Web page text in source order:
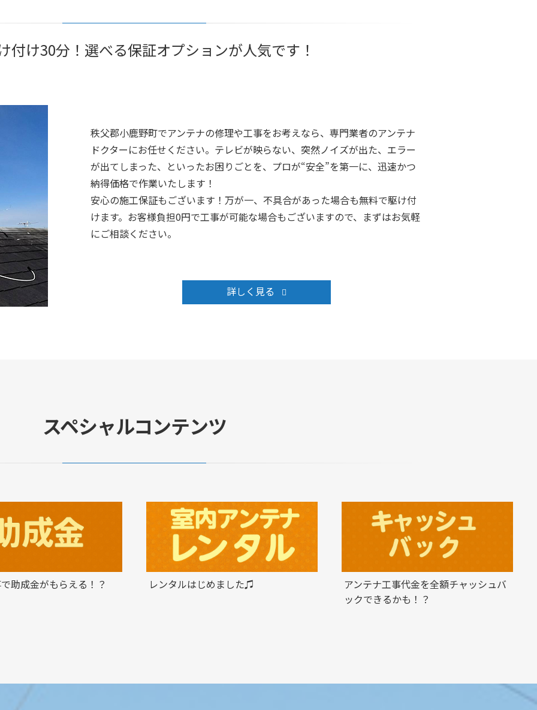
付け30分！選べる保証オプションが人気です！
秩父郡小鹿野町でアンテナの修理や工事をお考えなら、専門業者のアンテナ
ドクターにお任せください。テレビが映らない、突然ノイズが出た、エラー
が出てしまった、といったお困りごとを、プロが“安全”を第一に、迅速かつ
納得価格で作業いたします！
安心の施工保証もございます！万が一、不具合があった場合も無料で駆け付
けます。お客様負担0円で工事が可能な場合もございますので、まずはお気軽
にご相談ください。
詳しく見る
スペシャルコンテンツ
助成金がもらえる！？ レンタルはじめました♫
アンテナ工事代金を全額チャッシュバ
ックできるかも！？